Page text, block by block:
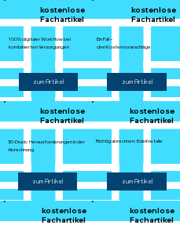
100% digitaler Workflow bei
kombinierten Versorgungen
kostenlose
Fachartikel
zum Artikel
kostenlose
Fachartikel
Ein Fall –
drei Kostenvoranschläge
zum Artikel
3D-Druck: Herausforderungen in der
Abrechnung
kostenlose
Fachartikel
zum Artikel
kostenlose
Fachartikel
Richtig abrechnen: Edelmetalle
zum Artikel
kostenlose
Fachartikel
kostenlose
Fachartikel